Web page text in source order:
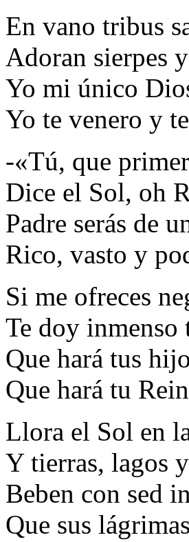
En vano tribus
Adoran sierpes
Yo mi único
Yo te venero y
-«Tú, que
Dice el Sol, oh
Padre serás de
Rico, vasto y
Si me ofreces
Te doy inmenso
Que hará tus
Que hará tu
Llora el Sol en
Y tierras, lagos
Beben con sed
Que sus